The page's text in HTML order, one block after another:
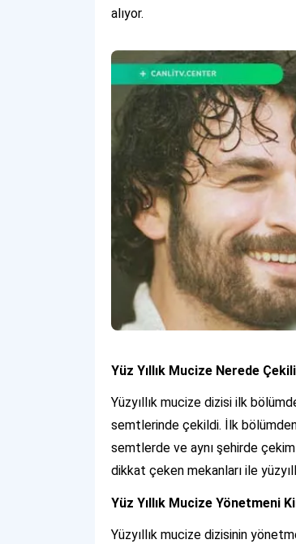
alıyor.
Yüz Yıllık Mucize Nerede
Yüzyıllık mucize dizisi ilk
semtlerinde çekildi. İlk
semtlerde ve aynı şehirde
dikkat çeken mekanları ile
Yüz Yıllık Mucize Yönetmeni
Yüzyıllık mucize dizisinin